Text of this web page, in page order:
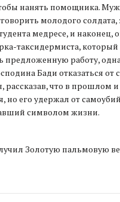
нанять помощника.
молодого солдата,
медресе, и наконец,
таксидермиста, который
предложенную работу,
Бади отказаться от
рассказав, что в прошлом и
но его удержал от
символом жизни.
Золотую пальмовую